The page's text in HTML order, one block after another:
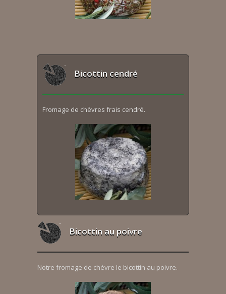
Bicottin cendré
Fromage de chèvres frais cendré.
Bicottin au poivre
Notre fromage de chèvre le bicottin au poivre.